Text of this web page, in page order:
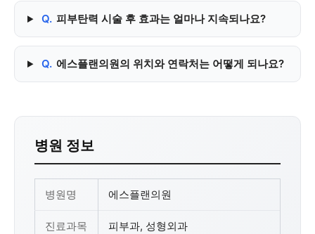
Q. 피부탄력 시술 후 효과는 얼마나 지속되나요?
Q. 에스플랜의원의 위치와 연락처는 어떻게 되나요?
병원 정보
병원명 에스플랜의원
진료과목 피부과, 성형외과